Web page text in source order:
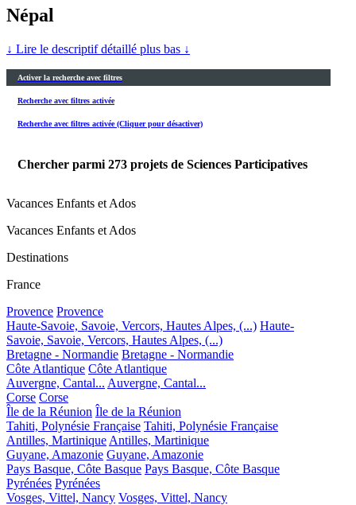
Népal
↓ Lire le descriptif détaillé plus bas ↓
Activer la recherche avec filtres
Recherche avec filtres activée
Recherche avec filtres activée (Cliquer pour désactiver)
Chercher parmi 273 projets de Sciences Participatives
Vacances Enfants et Ados
Vacances Enfants et Ados
Destinations
France
Provence Provence
Haute-Savoie, Savoie, Vercors, Hautes Alpes, (...) Haute-
Savoie, Savoie, Vercors, Hautes Alpes, (...)
Bretagne - Normandie Bretagne - Normandie
Côte Atlantique Côte Atlantique
Auvergne, Cantal... Auvergne, Cantal...
Corse Corse
Île de la Réunion Île de la Réunion
Tahiti, Polynésie Française Tahiti, Polynésie Française
Antilles, Martinique Antilles, Martinique
Guyane, Amazonie Guyane, Amazonie
Pays Basque, Côte Basque Pays Basque, Côte Basque
Pyrénées Pyrénées
Vosges, Vittel, Nancy Vosges, Vittel, Nancy